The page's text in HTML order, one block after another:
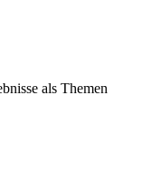
als Themen